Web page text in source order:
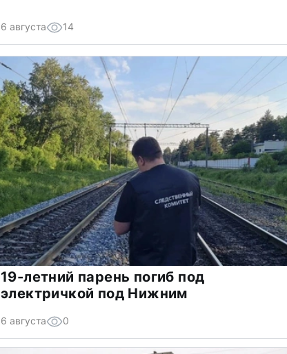
6 августа 14
19-летний парень погиб под
электричкой под Нижним
6 августа 0